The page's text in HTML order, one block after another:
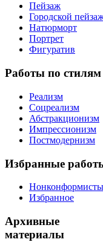
Пейзаж
Городской
Натюрморт
Портрет
Фигуратив
Работы по стилям
Реализм
Соцреализм
Абстракционизм
Импрессионизм
Постмодернизм
Избранные
Нонконформисты
Избранное
Архивные
материалы